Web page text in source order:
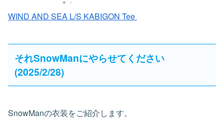
WIND AND SEA L/S KABIGON Tee
それSnowManにやらせてください
(2025/2/28)
SnowManの衣装をご紹介します。